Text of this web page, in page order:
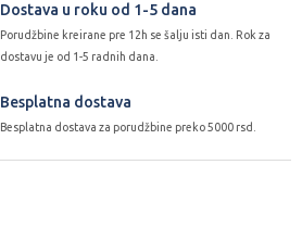
Dostava u roku od 1-5 dana
Porudžbine kreirane pre 12h se šalju isti dan. Rok za
dostavu je od 1-5 radnih dana.
Besplatna dostava
Besplatna dostava za porudžbine preko 5000 rsd.